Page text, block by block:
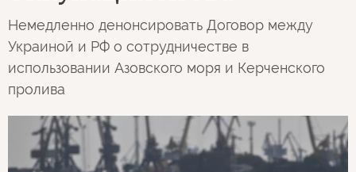
Немедленно денонсировать Договор между
Украиной и РФ о сотрудничестве в
использовании Азовского моря и Керченского
пролива